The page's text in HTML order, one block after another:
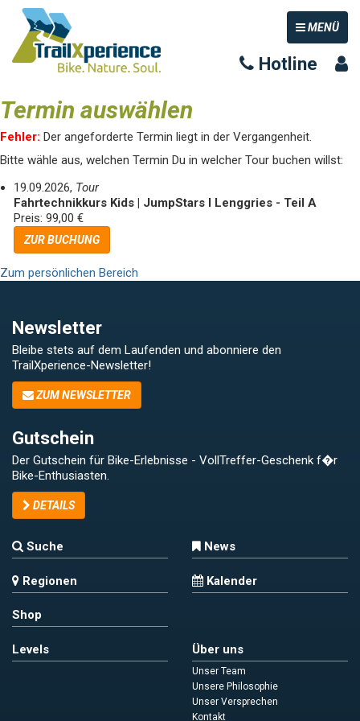
TOGGLE
MENÜ
Hotline
Termin auswählen
Fehler: Der angeforderte Termin liegt in der Vergangenheit.
Bitte wähle aus, welchen Termin Du in welcher Tour buchen willst:
19.09.2026, Tour
Fahrtechnikkurs Kids | JumpStars I Lenggries - Teil A
Preis: 99,00 €
ZUR BUCHUNG
Zum persönlichen Bereich
Newsletter
Bleibe stets auf dem Laufenden und abonniere den
TrailXperience-Newsletter!
ZUM NEWSLETTER
Gutschein
Der Gutschein für Bike-Erlebnisse - VollTreffer-Geschenk f�r
Bike-Enthusiasten.
DETAILS
Suche News
Regionen Kalender
Shop
Levels Über uns
Unser Team
Unsere Philosophie
Unser Versprechen
Kontakt